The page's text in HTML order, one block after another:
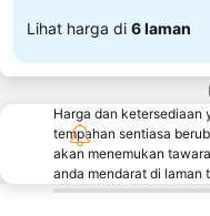
Lihat harga di 6 laman
Harga dan ketersediaan
tempahan sentiasa
akan menemukan
anda mendarat di laman